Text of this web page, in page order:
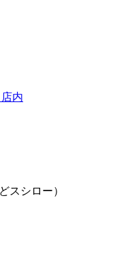
内
スシロー）